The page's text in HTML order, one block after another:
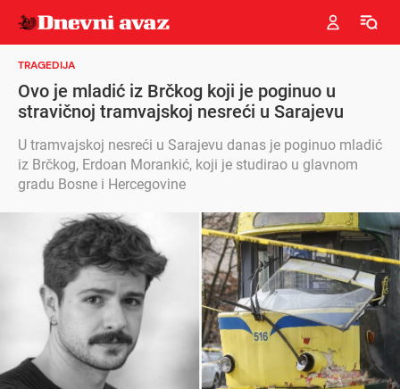
TRAGEDIJA
Ovo je mladić iz Brčkog koji je poginuo u
stravičnoj tramvajskoj nesreći u Sarajevu
U tramvajskoj nesreći u Sarajevu danas je poginuo mladić
iz Brčkog, Erdoan Morankić, koji je studirao u glavnom
gradu Bosne i Hercegovine